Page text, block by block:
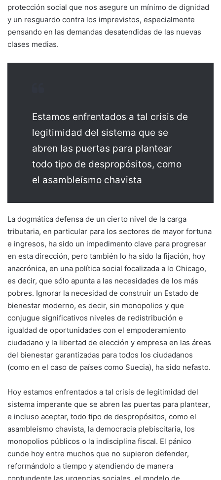
protección social que nos asegure un mínimo de dignidad
y un resguardo contra los imprevistos, especialmente
pensando en las demandas desatendidas de las nuevas
clases medias.
Estamos enfrentados a tal crisis de
legitimidad del sistema que se
abren las puertas para plantear
todo tipo de despropósitos, como
el asambleísmo chavista
La dogmática defensa de un cierto nivel de la carga
tributaria, en particular para los sectores de mayor fortuna
e ingresos, ha sido un impedimento clave para progresar
en esta dirección, pero también lo ha sido la fijación, hoy
anacrónica, en una política social focalizada a lo Chicago,
es decir, que sólo apunta a las necesidades de los más
pobres. Ignorar la necesidad de construir un Estado de
bienestar moderno, es decir, sin monopolios y que
conjugue significativos niveles de redistribución e
igualdad de oportunidades con el empoderamiento
ciudadano y la libertad de elección y empresa en las áreas
del bienestar garantizadas para todos los ciudadanos
(como en el caso de países como Suecia), ha sido nefasto.
Hoy estamos enfrentados a tal crisis de legitimidad del
sistema imperante que se abren las puertas para plantear,
e incluso aceptar, todo tipo de despropósitos, como el
asambleísmo chavista, la democracia plebiscitaria, los
monopolios públicos o la indisciplina fiscal. El pánico
cunde hoy entre muchos que no supieron defender,
reformándolo a tiempo y atendiendo de manera